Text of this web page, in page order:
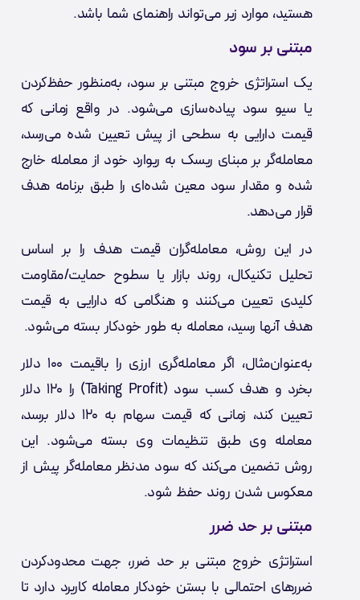
هستید، موارد زیر می‌تواند راهنمای شما باشد.
مبتنی بر سود
یک استراتژی خروج مبتنی بر سود، به‌منظور حفظ‌کردن
یا سیو سود پیاده‌سازی می‌شود. در واقع زمانی که
قیمت دارایی به سطحی از پیش تعیین شده می‌رسد،
معامله‌گر بر مبنای ریسک به ریوارد خود از معامله خارج
شده و مقدار سود معین شده‌ای را طبق برنامه هدف
قرار می‌دهد.
در این روش، معامله‌گران قیمت هدف را بر اساس
تحلیل تکنیکال، روند بازار یا سطوح حمایت/مقاومت
کلیدی تعیین می‌کنند و هنگامی که دارایی به قیمت
هدف آنها رسید، معامله به طور خودکار بسته می‌شود.
به‌عنوان‌مثال، اگر معامله‌گری ارزی را باقیمت ۱۰۰ دلار
بخرد و هدف کسب سود (Taking Profit) را ۱۲۰ دلار
تعیین کند، زمانی که قیمت سهام به ۱۲۰ دلار برسد،
معامله وی طبق تنظیمات وی بسته می‌شود. این
روش تضمین می‌کند که سود مدنظر معامله‌گر پیش از
معکوس شدن روند حفظ شود.
مبتنی بر حد ضرر
استراتژی خروج مبتنی بر حد ضرر، جهت محدودکردن
ضررهای احتمالی با بستن خودکار معامله کاربرد دارد تا